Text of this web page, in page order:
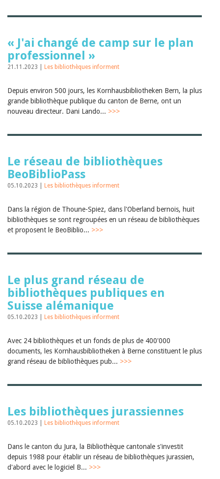
« J'ai changé de camp sur le plan
professionnel »
21.11.2023 | Les bibliothèques informent
Depuis environ 500 jours, les Kornhausbibliotheken Bern, la plus
grande bibliothèque publique du canton de Berne, ont un
nouveau directeur. Dani Lando... >>>
Le réseau de bibliothèques
BeoBiblioPass
05.10.2023 | Les bibliothèques informent
Dans la région de Thoune-Spiez, dans l'Oberland bernois, huit
bibliothèques se sont regroupées en un réseau de bibliothèques
et proposent le BeoBiblio... >>>
Le plus grand réseau de
bibliothèques publiques en
Suisse alémanique
05.10.2023 | Les bibliothèques informent
Avec 24 bibliothèques et un fonds de plus de 400'000
documents, les Kornhausbibliotheken à Berne constituent le plus
grand réseau de bibliothèques pub... >>>
Les bibliothèques jurassiennes
05.10.2023 | Les bibliothèques informent
Dans le canton du Jura, la Bibliothèque cantonale s'investit
depuis 1988 pour établir un réseau de bibliothèques jurassien,
d'abord avec le logiciel B... >>>